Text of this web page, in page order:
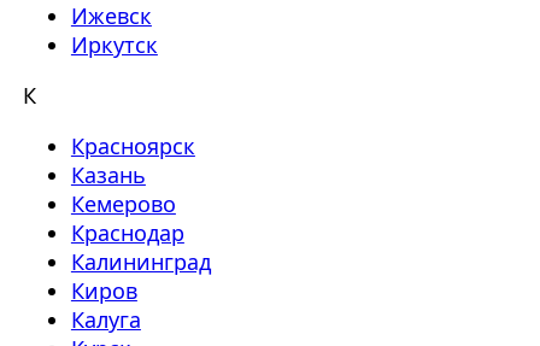
Ижевск
Иркутск
К
Красноярск
Казань
Кемерово
Краснодар
Калининград
Киров
Калуга